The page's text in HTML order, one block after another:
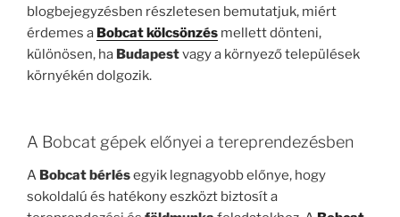
blogbejegyzésben részletesen bemutatjuk, miért
érdemes a Bobcat kölcsönzés mellett dönteni,
különösen, ha Budapestvagy a környező települések
környékén dolgozik.
A Bobcat gépek előnyei a tereprendezésben
A Bobcat bérlésegyik legnagyobb előnye, hogy
sokoldalú és hatékony eszközt biztosít a